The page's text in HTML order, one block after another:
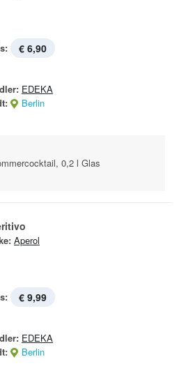
€ 6,90
EDEKA
Berlin
0,2 l Glas
Aperol
€ 9,99
EDEKA
Berlin